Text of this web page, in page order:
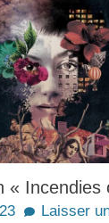
« Incendies
Laisser